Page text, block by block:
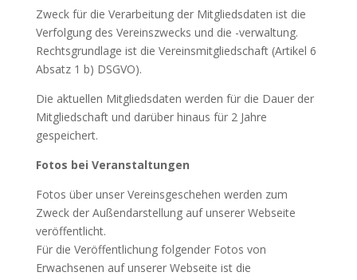
Zweck für die Verarbeitung der Mitgliedsdaten ist die
Verfolgung des Vereinszwecks und die -verwaltung.
Rechtsgrundlage ist die Vereinsmitgliedschaft (Artikel 6
Absatz 1 b) DSGVO).
Die aktuellen Mitgliedsdaten werden für die Dauer der
Mitgliedschaft und darüber hinaus für 2 Jahre
gespeichert.
Fotos bei Veranstaltungen
Fotos über unser Vereinsgeschehen werden zum
Zweck der Außendarstellung auf unserer Webseite
veröffentlicht.
Für die Veröffentlichung folgender Fotos von
Erwachsenen auf unserer Webseite ist die